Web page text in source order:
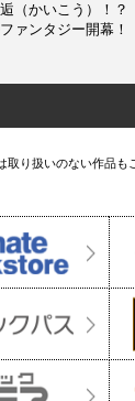
（かいこう）！
ァンタジー開幕！
り扱いのない作品も